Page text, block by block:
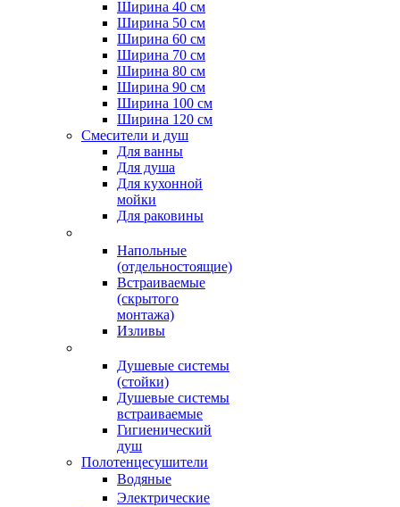
Ширина 40 см
Ширина 50 см
Ширина 60 см
Ширина 70 см
Ширина 80 см
Ширина 90 см
Ширина 100 см
Ширина 120 см
Смесители и душ
Для ванны
Для душа
Для кухонной
мойки
Для раковины
Напольные
(отдельностоящие)
Встраиваемые
(скрытого
монтажа)
Изливы
Душевые системы
(стойки)
Душевые системы
встраиваемые
Гигиенический
душ
Полотенцесушители
ㅤВодяные
ㅤЭлектрические